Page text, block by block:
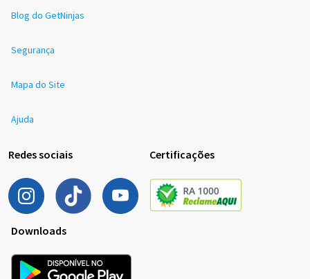
Blog do GetNinjas
Segurança
Mapa do Site
Ajuda
Redes sociais Certificações
Downloads